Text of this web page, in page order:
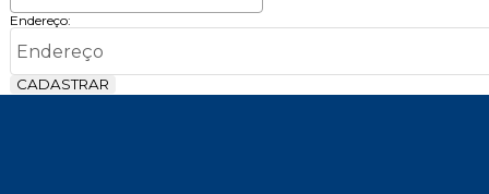
Endereço:
CADASTRAR